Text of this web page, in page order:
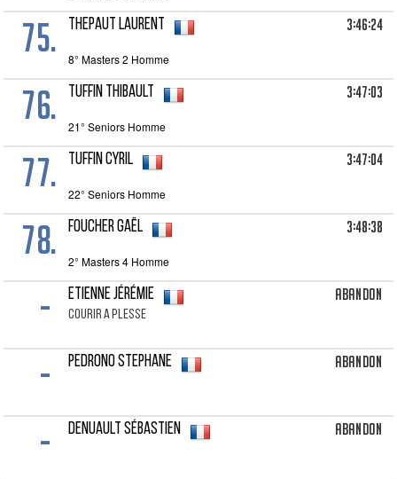
75. THEPAUT Laurent 3:46:24
8° Masters 2 Homme
76. TUFFIN Thibault 3:47:03
21° Seniors Homme
77. TUFFIN Cyril 3:47:04
22° Seniors Homme
78. FOUCHER Gaël 3:48:38
2° Masters 4 Homme
- ETIENNE Jérémie
COURIR A PLESSE
Abandon
- PEDRONO Stephane Abandon
- DENUAULT Sébastien Abandon